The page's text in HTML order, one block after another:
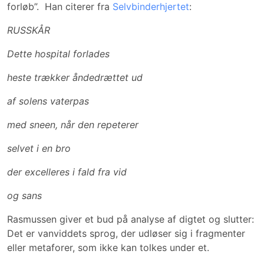
forløb”. Han citerer fra Selvbinderhjertet:
RUSSKÅR
Dette hospital forlades
heste trækker åndedrættet ud
af solens vaterpas
med sneen, når den repeterer
selvet i en bro
der excelleres i fald fra vid
og sans
Rasmussen giver et bud på analyse af digtet og slutter:
Det er vanviddets sprog, der udløser sig i fragmenter
eller metaforer, som ikke kan tolkes under et.